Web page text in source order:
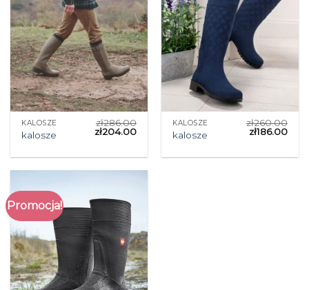
KALOSZE
kalosze
zł286.00
zł204.00
KALOSZE
kalosze
zł260.00
zł186.00
Promocja!